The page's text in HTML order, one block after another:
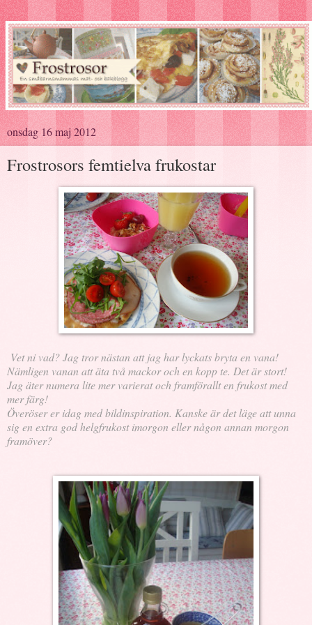
onsdag 16 maj 2012
Frostrosors femtielva frukostar
Vet ni vad? Jag tror nästan att jag har lyckats bryta en vana!
Nämligen vanan att äta två mackor och en kopp te. Det är stort!
Jag äter numera lite mer varierat och framförallt en frukost med
mer färg!
Överöser er idag med bildinspiration. Kanske är det läge att unna
sig en extra god helgfrukost imorgon eller någon annan morgon
framöver?